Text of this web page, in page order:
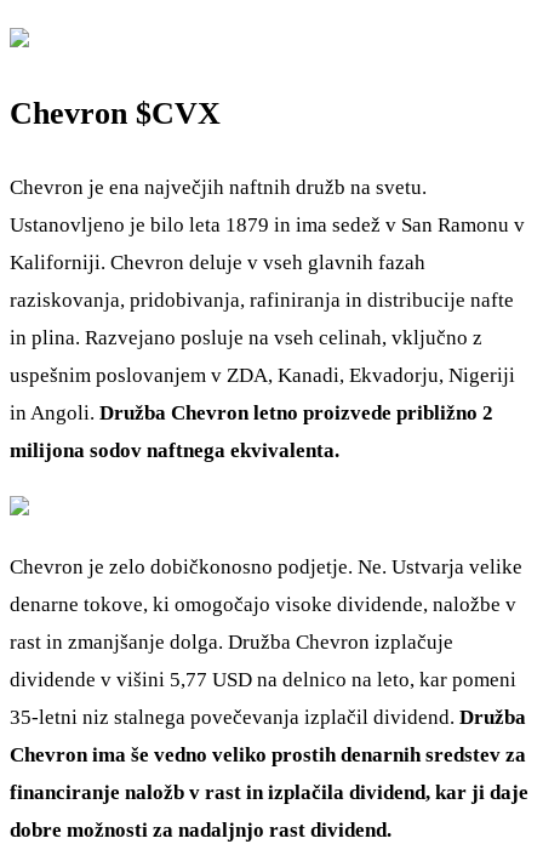
Chevron $CVX
Chevron je ena največjih naftnih družb na svetu.
Ustanovljeno je bilo leta 1879 in ima sedež v San Ramonu v
Kaliforniji. Chevron deluje v vseh glavnih fazah
raziskovanja, pridobivanja, rafiniranja in distribucije nafte
in plina. Razvejano posluje na vseh celinah, vključno z
uspešnim poslovanjem v ZDA, Kanadi, Ekvadorju, Nigeriji
in Angoli. Družba Chevron letno proizvede približno 2
milijona sodov naftnega ekvivalenta.
Chevron je zelo dobičkonosno podjetje. Ne. Ustvarja velike
denarne tokove, ki omogočajo visoke dividende, naložbe v
rast in zmanjšanje dolga. Družba Chevron izplačuje
dividende v višini 5,77 USD na delnico na leto, kar pomeni
35-letni niz stalnega povečevanja izplačil dividend. Družba
Chevron ima še vedno veliko prostih denarnih sredstev za
financiranje naložb v rast in izplačila dividend, kar ji daje
dobre možnosti za nadaljnjo rast dividend.